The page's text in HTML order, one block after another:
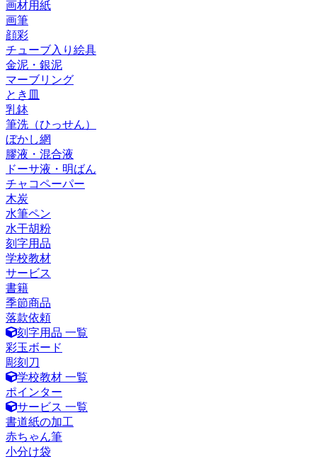
画材用紙
画筆
顔彩
チューブ入り絵具
金泥・銀泥
マーブリング
とき皿
乳鉢
筆洗（ひっせん）
ぼかし網
膠液・混合液
ドーサ液・明ばん
チャコペーパー
木炭
水筆ペン
水干胡粉
刻字用品
学校教材
サービス
書籍
季節商品
落款依頼
刻字用品 一覧
彩玉ボード
彫刻刀
学校教材 一覧
ポインター
サービス 一覧
書道紙の加工
赤ちゃん筆
小分け袋